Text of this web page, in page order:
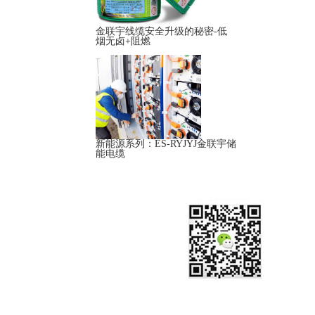
金联宇线缆安全升级的秘密-低
烟无卤+阻燃
新能源系列：ES-RYJYJ金联宇储
能电缆